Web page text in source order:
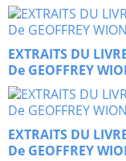
EXTRAITS DU
De GEOFFREY
EXTRAITS DU
De GEOFFREY